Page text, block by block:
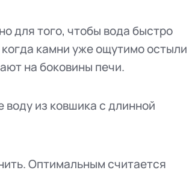
для того, чтобы вода быстро
камни уже ощутимо остыли
на боковины печи.
из ковшика с длинной
Оптимальным считается